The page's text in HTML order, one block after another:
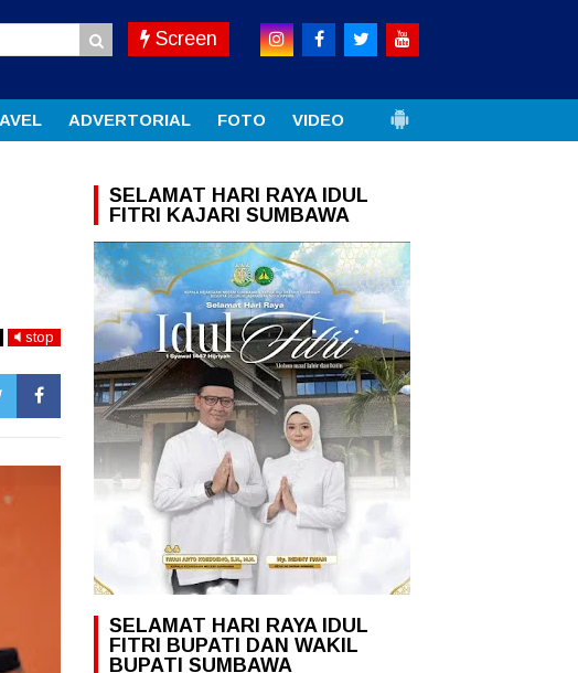
Screen
ADVERTORIAL FOTO VIDEO
stop
SELAMAT HARI RAYA IDUL
FITRI KAJARI SUMBAWA
SELAMAT HARI RAYA IDUL
FITRI BUPATI DAN WAKIL
BUPATI SUMBAWA